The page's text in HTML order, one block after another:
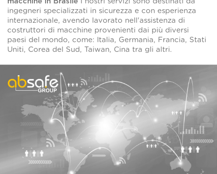
ingegneri specializzati in sicurezza e con esperienza
internazionale, avendo lavorato nell'assistenza di
costruttori di macchine provenienti dai più diversi
paesi del mondo, come: Italia, Germania, Francia, Stati
Uniti, Corea del Sud, Taiwan, Cina tra gli altri.